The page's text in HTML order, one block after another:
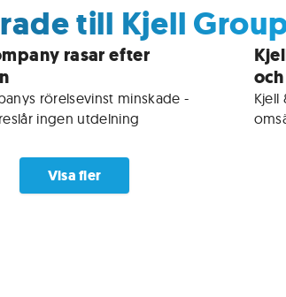
till Kjell
rasar efter
rörelsevinst minskade -
ingen utdelning
Kjell
Visa fler